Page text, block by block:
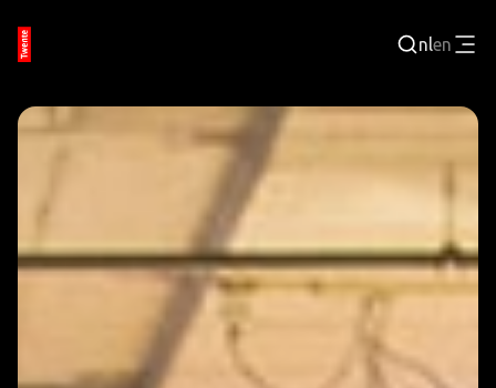
nlen
Inloggen
WERKEN EN LEREN
TECHNOLOGISCHE REGIO